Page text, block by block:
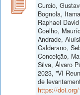
Curcio,
Bognola,
Raphael
Coelho,
Andrade,
Calderano,
Conceição,
Silva, Álvaro
2023, "VI
de
https://doi.org/